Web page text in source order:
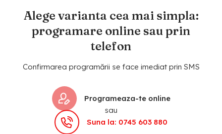
Alege varianta cea mai simpla:
programare online sau prin
telefon
Confirmarea programării se face imediat prin SMS
Programeaza-te online
sau
Suna la: 0745 603 880